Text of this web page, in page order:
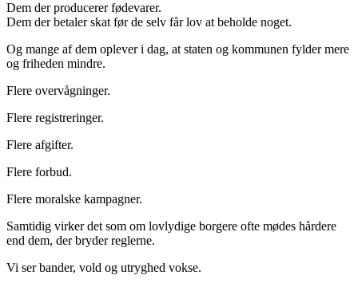
Dem der producerer fødevarer.
Dem der betaler skat før de selv får lov at beholde noget.
Og mange af dem oplever i dag, at staten og kommunen fylder mere
og friheden mindre.
Flere overvågninger.
Flere registreringer.
Flere afgifter.
Flere forbud.
Flere moralske kampagner.
Samtidig virker det som om lovlydige borgere ofte mødes hårdere
end dem, der bryder reglerne.
Vi ser bander, vold og utryghed vokse.